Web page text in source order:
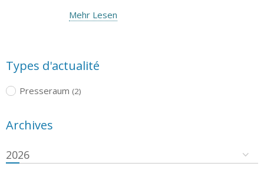
Mehr Lesen
Types d'actualité
Presseraum (2)
Archives
2026